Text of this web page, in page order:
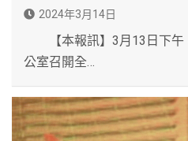
2024年3月14日
【本報訊】3月13日下午
公室召開全…